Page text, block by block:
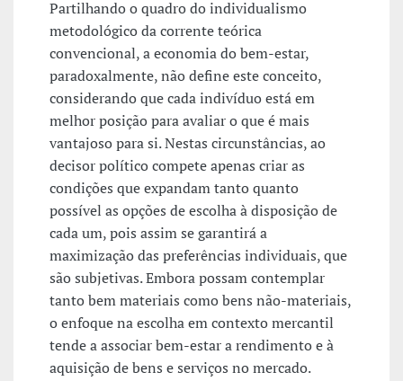
Partilhando o quadro do individualismo
metodológico da corrente teórica
convencional, a economia do bem-estar,
paradoxalmente, não define este conceito,
considerando que cada indivíduo está em
melhor posição para avaliar o que é mais
vantajoso para si. Nestas circunstâncias, ao
decisor político compete apenas criar as
condições que expandam tanto quanto
possível as opções de escolha à disposição de
cada um, pois assim se garantirá a
maximização das preferências individuais, que
são subjetivas. Embora possam contemplar
tanto bem materiais como bens não-materiais,
o enfoque na escolha em contexto mercantil
tende a associar bem-estar a rendimento e à
aquisição de bens e serviços no mercado.